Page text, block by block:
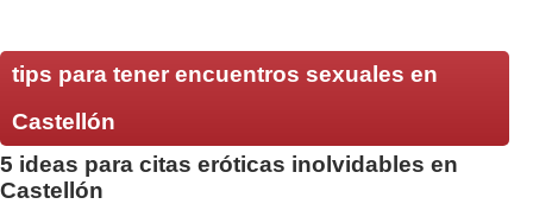
tips para tener encuentros sexuales en
Castellón
5 ideas para citas eróticas inolvidables en
Castellón